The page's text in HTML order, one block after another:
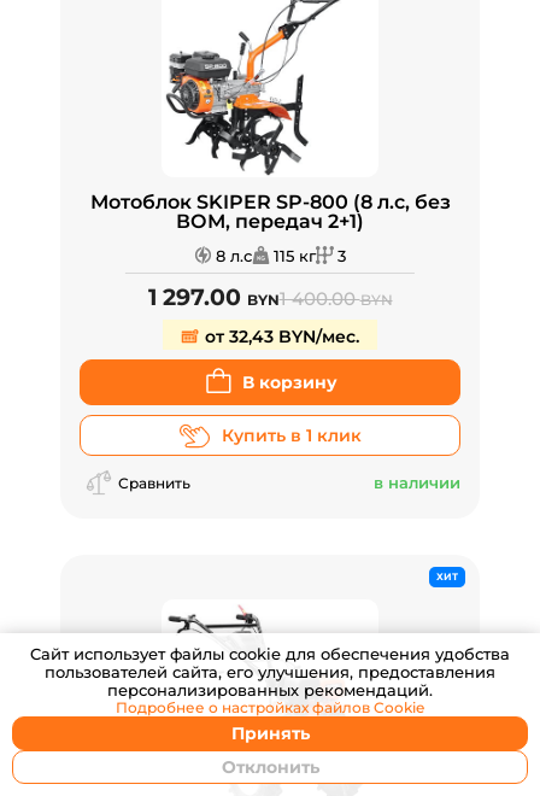
Мотоблок SKIPER SP-800 (8 л.с, без
ВОМ, передач 2+1)
8 л.с 115 кг 3
1 297.00 BYN1 400.00BYN
от 32,43 BYN/мес.
В корзину
Купить в 1 клик
Сравнить в наличии
ХИТ
Cайт использует файлы cookie для обеспечения удобства
пользователей сайта, его улучшения, предоставления
персонализированных рекомендаций.
Принять
Отклонить
Подробнее о настройкахфайлов Cookie